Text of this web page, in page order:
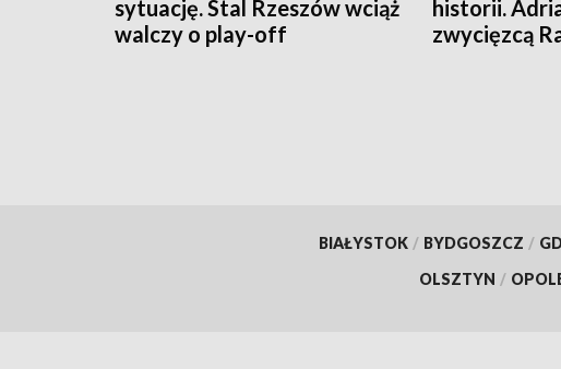
sytuację. Stal Rzeszów wciąż
walczy o play-off
historii.
zwycięzcą
BIAŁYSTOK / BYDGOSZCZ /
OLSZTYN /